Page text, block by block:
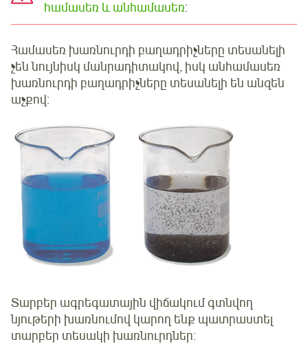
համասեռ և անհամասեռ:
Համասեռ խառնուրդի բաղադրիչները տեսանելի
չեն նույնիսկ մանրադիտակով, իսկ անհամասեռ
խառնուրդի բաղադրիչները տեսանելի են անզեն
աչքով:
Տարբեր ագրեգատային վիճակում գտնվող
նյութերի խառնումով կարող ենք պատրաստել
տարբեր տեսակի խառնուրդներ: